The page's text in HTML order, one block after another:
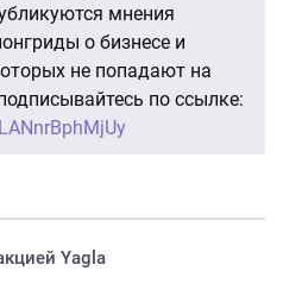
мнения
о бизнесе и
не попадают на
по ссылке:
Yagla